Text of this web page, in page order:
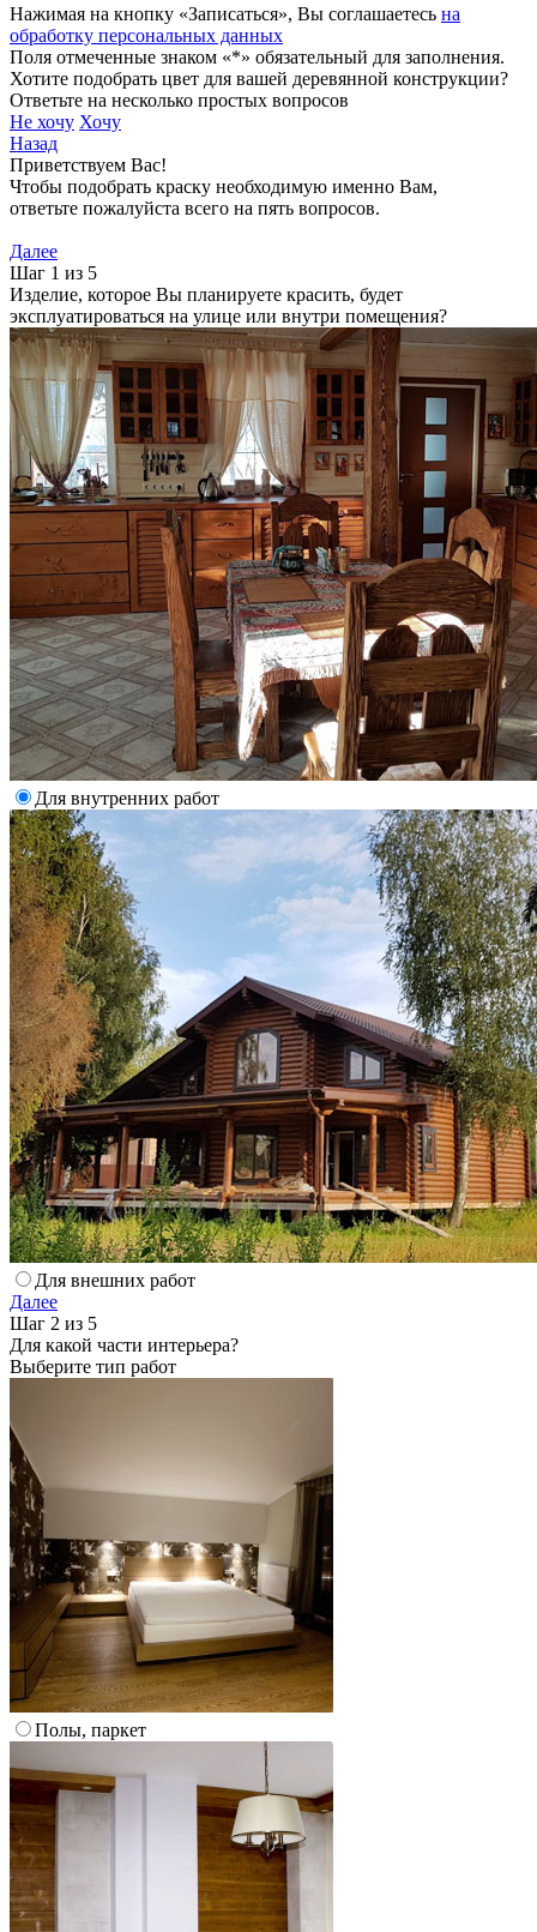
Нажимая на кнопку «Записаться», Вы соглашаетесь на
обработку персональных данных
Поля отмеченные знаком «*» обязательный для заполнения.
Хотите подобрать цвет для вашей деревянной конструкции?
Ответьте на несколько простых вопросов
Не хочу Хочу
Назад
Приветствуем Вас!
Чтобы подобрать краску необходимую именно Вам,
ответьте пожалуйста всего на пять вопросов.
Далее
Шаг 1 из 5
Изделие, которое Вы планируете красить, будет
эксплуатироваться на улице или внутри помещения?
Для внутренних работ
Для внешних работ
Далее
Шаг 2 из 5
Для какой части интерьера?
Выберите тип работ
Полы, паркет